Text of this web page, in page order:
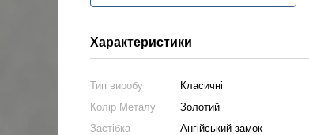
Характеристики
Тип виробу
Класичні
Колір Металу
Золотий
Застібка
Ангійський замок